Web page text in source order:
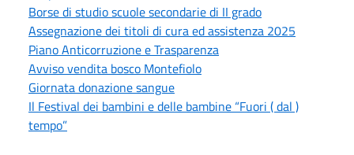
Borse di studio scuole secondarie di II grado
Assegnazione dei titoli di cura ed assistenza 2025
Piano Anticorruzione e Trasparenza
Avviso vendita bosco Montefiolo
Giornata donazione sangue
Il Festival dei bambini e delle bambine “Fuori ( dal )
tempo”